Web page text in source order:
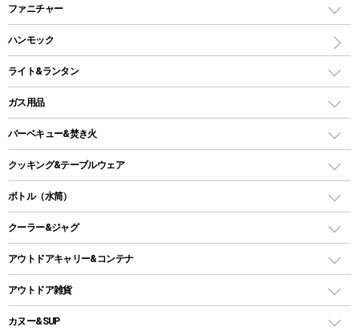
ワンポールテント
シェルターテント
ソロテント
ロッジ型・オリジナルテント
タープ
スクエアタープ（レクタタープ）
メッシュタープ
自立式タープ
パラソル
テントアクセサリー
ペグ
インナーシュラフ
キャンピングベッド・コット
インフレータブルマット
ファニチャー
アウトドアテーブル
レジャーシート
ハンモック
ライト&ランタン
LEDランタン
ガスランタン
オイルランタン
LEDライト
ヘッドライト
キャンドル
ガス用品
ガスバーナー
ガス缶
ガストーチ、ライター
バーベキュー&焚き火
バーベキューコンロ、グリル
焚き火台タイプ（ロースタイル）グリル
卓上タイプグリル
パーティータイプグリル
ソロキャンプ用グリル
鉄板、アミ
クッキング&テーブルウェア
ダッチオーブン
ホットサンドメーカー
クッカーセット
シェラカップ
ボトル（水筒）
ステンレスボトル
コップ付きタイプ
ワンタッチタイプ
プラスチックボトル
クーラー&ジャグ
クーラーボックス
クーラーバッグ
ウォータージャグ
アウトドアキャリー&コンテナ
アウトドアキャリー
アウトドア雑貨
バックパック&バッグ
カヌー&SUP